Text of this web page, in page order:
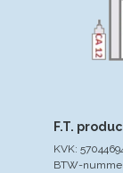
F.T.
KVK:
BTW-